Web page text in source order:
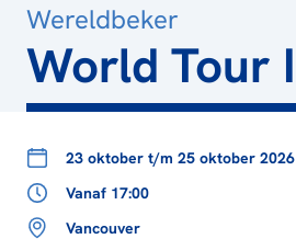
Wereldbeker
World Tour I
23 oktober t/m 25 oktober 2026
Vanaf 17:00
Vancouver